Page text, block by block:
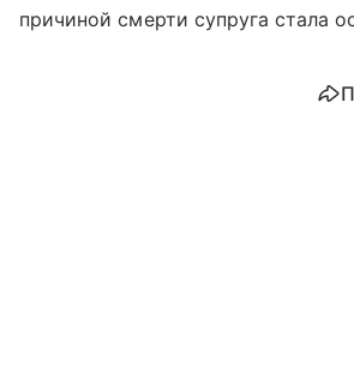
причиной смерти супруга стала